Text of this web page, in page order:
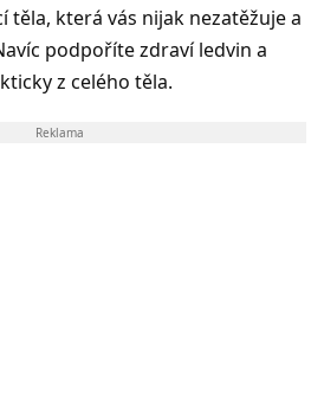
která vás nijak nezatěžuje a
podpoříte zdraví ledvin a
z celého těla.
Reklama